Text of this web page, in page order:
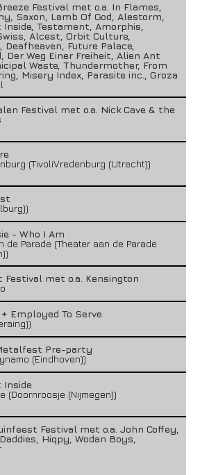
Festival met o.a. In Flames,
Saxon, Lamb Of God, Alestorm,
Inside, Testament, Amorphis,
Alcest, Orbit Culture,
Deafheaven, Future Palace,
Der Weg Einer Freiheit, Alien Ant
Waste, Thundermother, From
Misery Index, Parasite inc., Groza
Festival met o.a. Nick Cave & the
(TivoliVredenburg (Utrecht))
- Who I Am
de Parade (Theater aan de Parade
Festival met o.a. Kensington
Employed To Serve
Pre-party
(Eindhoven))
Inside
(Doornroosje (Nijmegen))
Festival met o.a. John Coffey,
Hiqpy, Wodan Boys,